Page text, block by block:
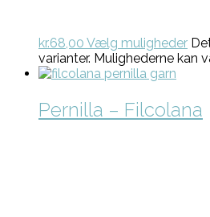
kr.68,00 Vælg muligheder
varianter. Mulighederne kan
Pernilla – Filcolana